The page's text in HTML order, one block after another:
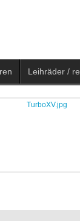
Leihräder /